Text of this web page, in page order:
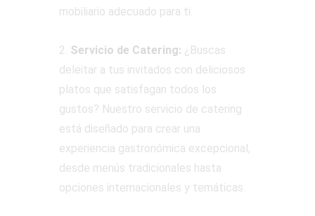
mobiliario adecuado para ti.
2. Servicio de Catering: ¿Buscas
deleitar a tus invitados con deliciosos
platos que satisfagan todos los
gustos? Nuestro servicio de catering
está diseñado para crear una
experiencia gastronómica excepcional,
desde menús tradicionales hasta
opciones internacionales y temáticas.